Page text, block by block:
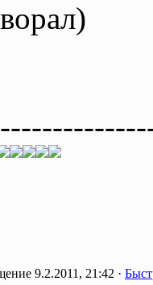
9.2.2011, 21:42 ·